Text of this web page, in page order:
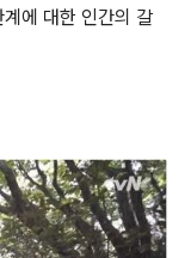
에 대한 인간의 갈